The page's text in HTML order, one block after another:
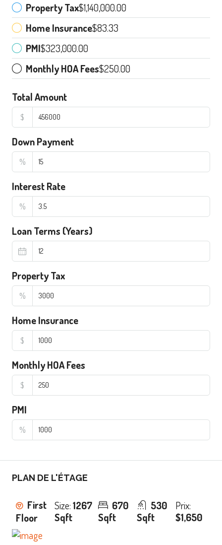
Property Tax$1,140,000.00
Home Insurance$83.33
PMI$323,000.00
Monthly HOA Fees$250.00
Total Amount
$
Down Payment
%
Interest Rate
%
Loan Terms (Years)
Property Tax
%
Home Insurance
$
Monthly HOA Fees
$
PMI
%
PLAN DE L'ÉTAGE
First
Floor
Size:1267
Sqft
670
Sqft
530
Sqft
Prix:
$1,650